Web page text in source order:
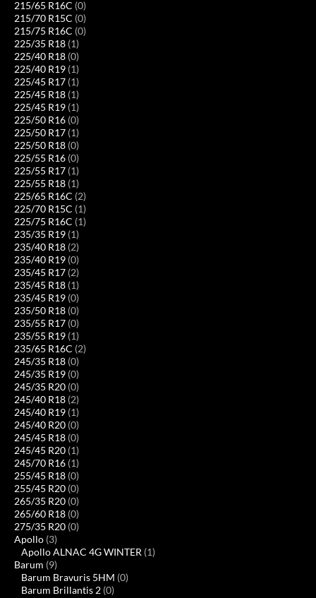
215/65 R16C (0)
215/70 R15C (0)
215/75 R16C (0)
225/35 R18 (1)
225/40 R18 (0)
225/40 R19 (1)
225/45 R17 (1)
225/45 R18 (1)
225/45 R19 (1)
225/50 R16 (0)
225/50 R17 (1)
225/50 R18 (0)
225/55 R16 (0)
225/55 R17 (1)
225/55 R18 (1)
225/65 R16C (2)
225/70 R15C (1)
225/75 R16C (1)
235/35 R19 (1)
235/40 R18 (2)
235/40 R19 (0)
235/45 R17 (2)
235/45 R18 (1)
235/45 R19 (0)
235/50 R18 (0)
235/55 R17 (0)
235/55 R19 (1)
235/65 R16C (2)
245/35 R18 (0)
245/35 R19 (0)
245/35 R20 (0)
245/40 R18 (2)
245/40 R19 (1)
245/40 R20 (0)
245/45 R18 (0)
245/45 R20 (1)
245/70 R16 (1)
255/45 R18 (0)
255/45 R20 (0)
265/35 R20 (0)
265/60 R18 (0)
275/35 R20 (0)
Apollo (3)
Apollo ALNAC 4G WINTER (1)
Barum (9)
Barum Bravuris 5HM (0)
Barum Brillantis 2 (0)